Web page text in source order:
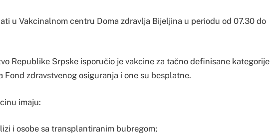
u Vakcinalnom centru Doma zdravlja Bijeljina u periodu od 07.30 do
Republike Srpske isporučio je vakcine za tačno definisane kategorije
Fond zdravstvenog osiguranja i one su besplatne.
imaju:
i osobe sa transplantiranim bubregom;